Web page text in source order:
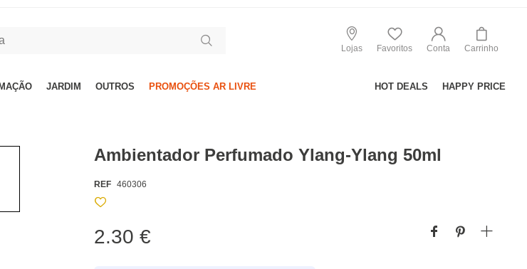
Lojas Favoritos Conta Carrinho
JARDIM OUTROS PROMOÇÕES AR LIVRE HOT DEALS HAPPY PRICE
Ambientador Perfumado Ylang-Ylang 50ml
REF 460306
2.30 €